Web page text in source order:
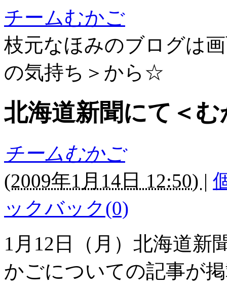
チームむかご
枝元なほみのブログは
の気持ち＞から☆
北海道新聞にて＜
チームむかご
(2009年1月14日 12:50) |
ックバック(0)
1月12日（月）北海道新
かごについての記事が